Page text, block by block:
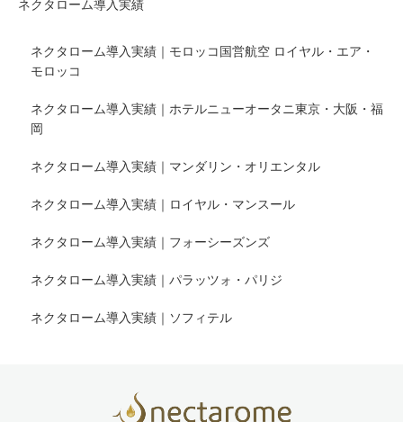
ネクタローム導入実績
ネクタローム導入実績｜モロッコ国営航空 ロイヤル・エア・
モロッコ
ネクタローム導入実績｜ホテルニューオータニ東京・大阪・福
岡
ネクタローム導入実績｜マンダリン・オリエンタル
ネクタローム導入実績｜ロイヤル・マンスール
ネクタローム導入実績｜フォーシーズンズ
ネクタローム導入実績｜パラッツォ・パリジ
ネクタローム導入実績｜ソフィテル